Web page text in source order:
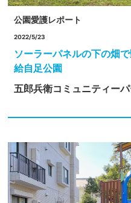
公園愛護レポート
2022/5/23
ソーラーパネルの下の畑
給自足公園
五郎兵衛コミュニティーパ